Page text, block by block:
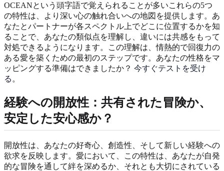
OCEANという頭字語で覚えられることが多いこれらの5つ
の特性は、より深い心の触れ合いへの地図を提供します。あ
なたとパートナーが各スペクトル上でどこに位置するかを知
ることで、あなたの類似点を理解し、違いには共感をもって
対処できるようになります。この理解は、情熱的で回復力の
ある愛を築くための最初のステップです。あなたの性格をマ
ッピングする準備はできましたか？ 今すぐテストを受け
る 。
経験への開放性：共有された冒険か、
安定した安心感か？
開放性は、あなたの好奇心、創造性、そして新しい経験への
欲求を反映します。愛において、この特性は、あなたが自発
的な冒険を通して絆を深めるか、それとも大切にされている